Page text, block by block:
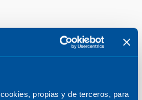
propias y de terceros, para
a lo largo de todo
la formación reglada